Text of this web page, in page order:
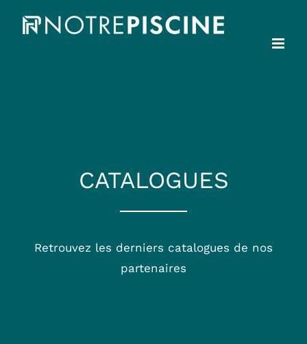
CATALOGUES
Retrouvez les derniers catalogues de nos
partenaires